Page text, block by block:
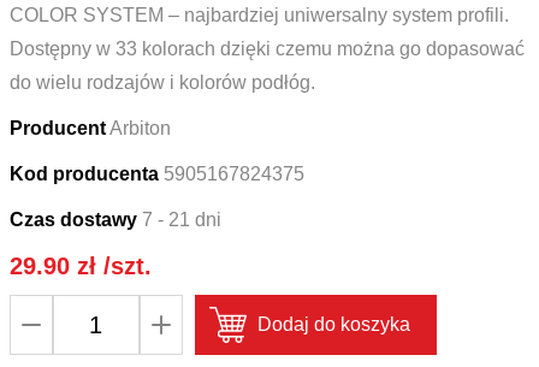
COLOR SYSTEM – najbardziej uniwersalny system profili.
Dostępny w 33 kolorach dzięki czemu można go dopasować
do wielu rodzajów i kolorów podłóg.
Producent Arbiton
Kod producenta 5905167824375
Czas dostawy 7 - 21 dni
29.90 zł/szt.
Dodaj do koszyka